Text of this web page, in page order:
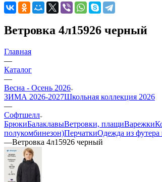
Ветровка 4л15926 черный
Главная
—
Каталог
—
Весна - Осень 2026
ЗИМА 2026-2027Школьная коллекция 2026
—
Софтшелл
БрюкиБалаклавыВетровки, плащиВарежки
полукомбинезон)ПерчаткиОдежда из футера
—Ветровка 4л15926 черный